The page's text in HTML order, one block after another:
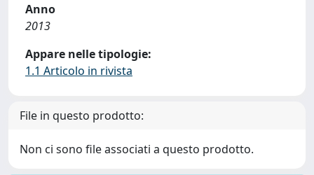
Anno
2013
Appare nelle tipologie:
1.1 Articolo in rivista
File in questo prodotto:
Non ci sono file associati a questo prodotto.